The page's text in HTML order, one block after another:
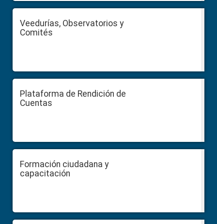
Veedurías, Observatorios y
Comités
Plataforma de Rendición de
Cuentas
Formación ciudadana y
capacitación